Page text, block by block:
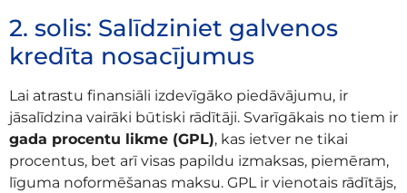
2. solis: Salīdziniet galvenos
kredīta nosacījumus
Lai atrastu finansiāli izdevīgāko piedāvājumu, ir
jāsalīdzina vairāki būtiski rādītāji. Svarīgākais no tiem ir
gada procentu likme (GPL), kas ietver ne tikai
procentus, bet arī visas papildu izmaksas, piemēram,
līguma noformēšanas maksu. GPL ir vienotais rādītājs,